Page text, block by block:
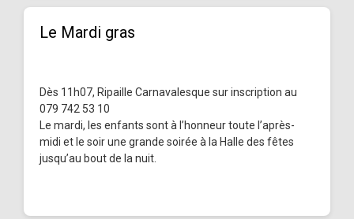
Le Mardi gras
Dès 11h07, Ripaille Carnavalesque sur inscription au
079 742 53 10
Le mardi, les enfants sont à l’honneur toute l’après-
midi et le soir une grande soirée à la Halle des fêtes
jusqu’au bout de la nuit.